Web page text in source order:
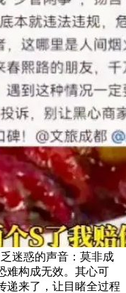
迷惑的声音：莫非成
难构成无效。其心可
递来了，让目睹全过程